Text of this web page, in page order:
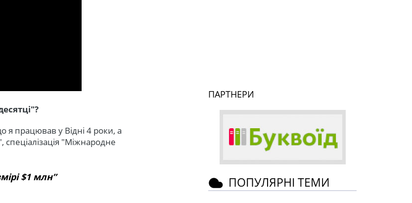
я працював у Відні 4 роки, а
спеціалізація "Міжнародне
$1 млн”
ПАРТНЕРИ
ПОПУЛЯРНІ ТЕМИ